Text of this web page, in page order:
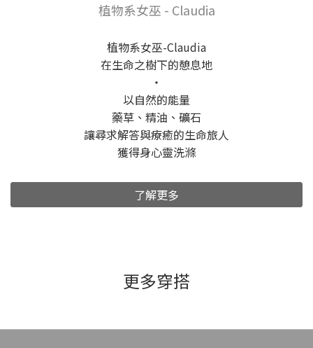
植物系女巫 - Claudia
植物系女巫-Claudia
在生命之樹下的憩息地
​‧
以自然的能量
藥草、精油、礦石
讓尋求解答與療癒的生命旅人
獲得身心靈洗滌
了解更多
更多穿搭